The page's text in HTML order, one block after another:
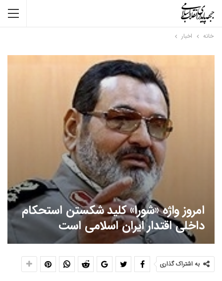
خانه اخبار
امروز واژه «شورا» کلید شکستن استحکام
داخلی اقتدار ایران اسلامی است
به اشتراک گذاری